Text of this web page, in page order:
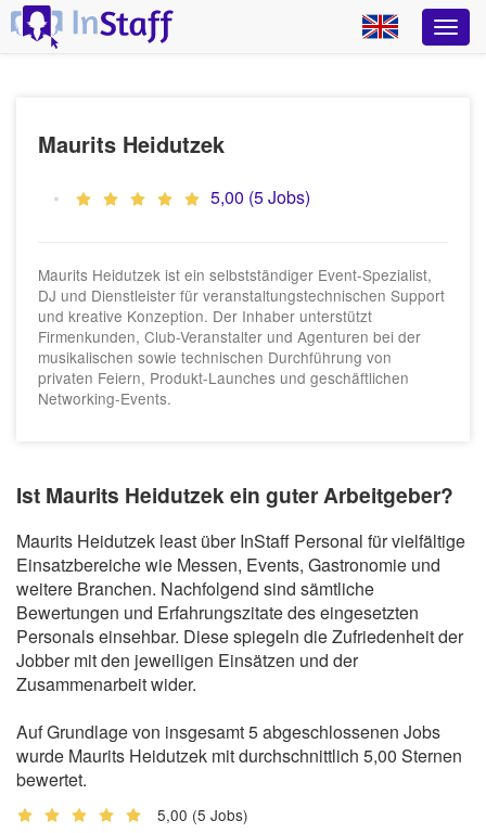
Maurits Heidutzek
5,00 (5 Jobs)
Maurits Heidutzek ist ein selbstständiger Event-Spezialist,
DJ und Dienstleister für veranstaltungstechnischen Support
und kreative Konzeption. Der Inhaber unterstützt
Firmenkunden, Club-Veranstalter und Agenturen bei der
musikalischen sowie technischen Durchführung von
privaten Feiern, Produkt-Launches und geschäftlichen
Networking-Events.
Ist Maurits Heidutzek ein guter Arbeitgeber?
Maurits Heidutzek least über InStaff Personal für vielfältige
Einsatzbereiche wie Messen, Events, Gastronomie und
weitere Branchen. Nachfolgend sind sämtliche
Bewertungen und Erfahrungszitate des eingesetzten
Personals einsehbar. Diese spiegeln die Zufriedenheit der
Jobber mit den jeweiligen Einsätzen und der
Zusammenarbeit wider.
Auf Grundlage von insgesamt 5 abgeschlossenen Jobs
wurde Maurits Heidutzek mit durchschnittlich 5,00 Sternen
bewertet.
5,00 (5 Jobs)